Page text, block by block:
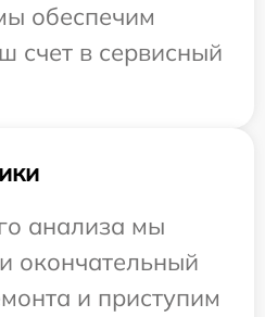
обеспечим
счет в сервисный
анализа мы
окончательный
и приступим